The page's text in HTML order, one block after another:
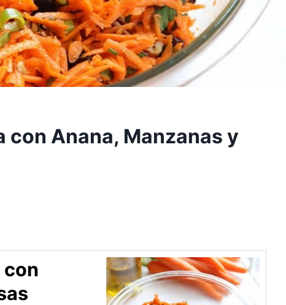
con Anana, Manzanas y
con